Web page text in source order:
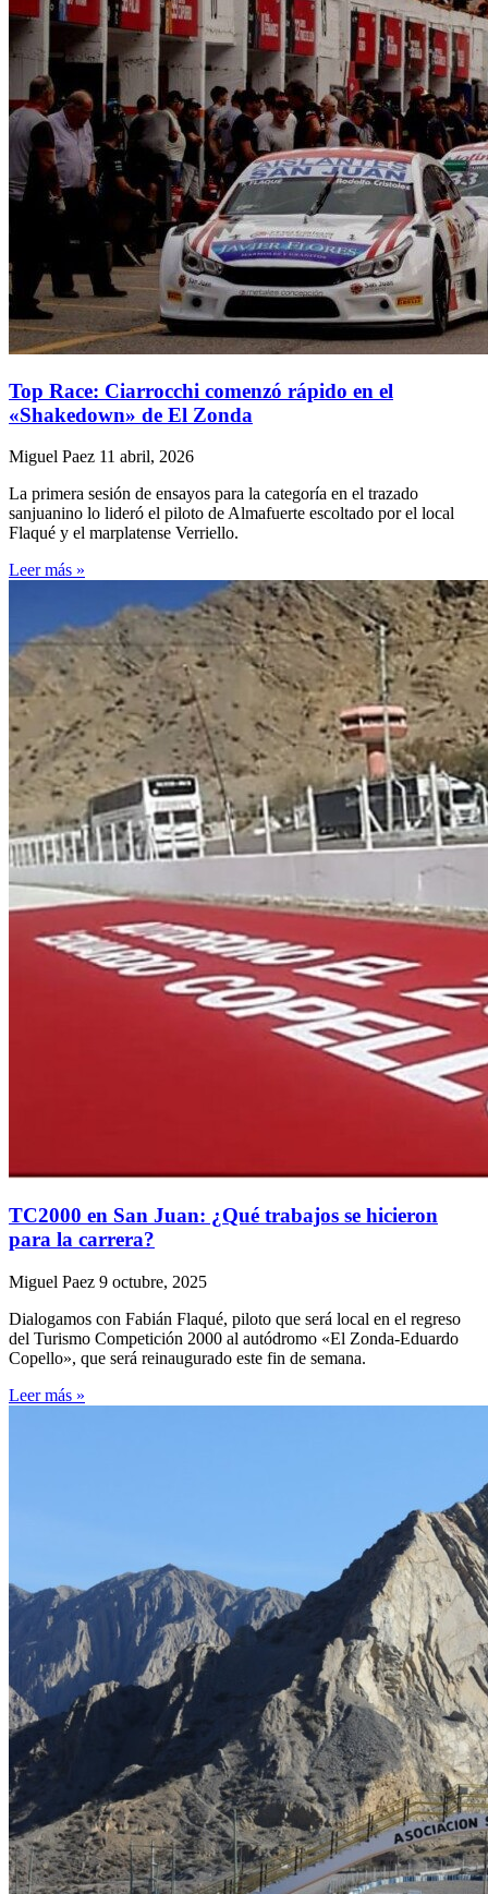
Top Race: Ciarrocchi comenzó rápido en el
«Shakedown» de El Zonda
Miguel Paez 11 abril, 2026
La primera sesión de ensayos para la categoría en el trazado
sanjuanino lo lideró el piloto de Almafuerte escoltado por el local
Flaqué y el marplatense Verriello.
Leer más »
TC2000 en San Juan: ¿Qué trabajos se hicieron
para la carrera?
Miguel Paez 9 octubre, 2025
Dialogamos con Fabián Flaqué, piloto que será local en el regreso
del Turismo Competición 2000 al autódromo «El Zonda-Eduardo
Copello», que será reinaugurado este fin de semana.
Leer más »